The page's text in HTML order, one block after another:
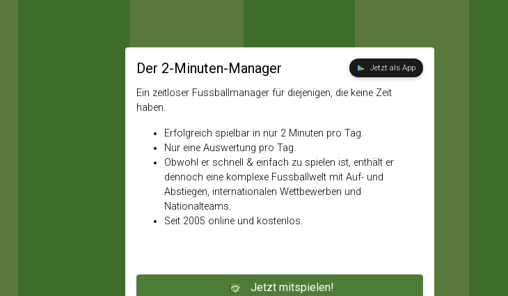
Der 2-Minuten-Manager Jetzt als App
Ein zeitloser Fussballmanager für diejenigen, die keine Zeit
haben.
Erfolgreich spielbar in nur 2 Minuten pro Tag.
Nur eine Auswertung pro Tag.
Obwohl er schnell & einfach zu spielen ist, enthält er
dennoch eine komplexe Fussballwelt mit Auf- und
Abstiegen, internationalen Wettbewerben und
Nationalteams.
Seit 2005 online und kostenlos.
Jetzt mitspielen!